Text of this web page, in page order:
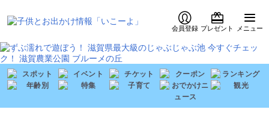
会員登録 プレゼント メニュー